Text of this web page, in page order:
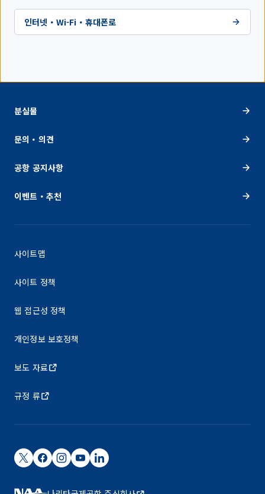
인터넷・Wi-Fi・휴대폰로
분실물
문의・의견
공항 공지사항
이벤트・추천
사이트맵
사이트 정책
웹 접근성 정책
개인정보 보호정책
보도 자료
규정 류